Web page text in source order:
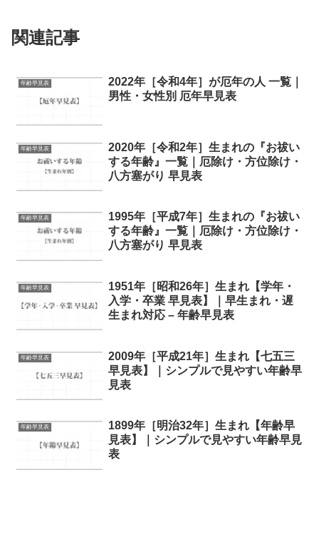
関連記事
年齢早見表
2022年［令和4年］が厄年の人 一覧｜
男性・女性別 厄年早見表
年齢早見表
2020年［令和2年］生まれの『お祓い
する年齢』一覧｜厄除け・方位除け・
八方塞がり 早見表
年齢早見表
1995年［平成7年］生まれの『お祓い
する年齢』一覧｜厄除け・方位除け・
八方塞がり 早見表
年齢早見表
1951年［昭和26年］生まれ【学年・
入学・卒業 早見表】｜早生まれ・遅
生まれ対応 – 年齢早見表
年齢早見表
2009年［平成21年］生まれ【七五三
早見表】｜シンプルで見やすい年齢早
見表
年齢早見表
1899年［明治32年］生まれ【年齢早
見表】｜シンプルで見やすい年齢早見
表